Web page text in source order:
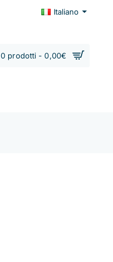
Italiano
0 prodotti - 0,00€